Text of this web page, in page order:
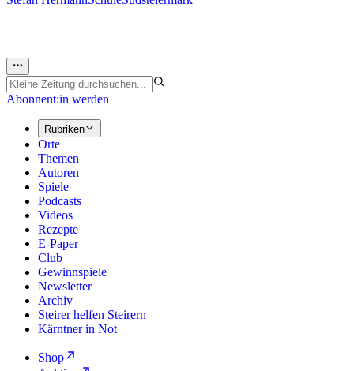
Abonnent:in werden
Rubriken
Orte
Themen
Autoren
Spiele
Podcasts
Videos
Rezepte
E-Paper
Club
Gewinnspiele
Newsletter
Archiv
Steirer helfen Steirern
Kärntner in Not
Shop